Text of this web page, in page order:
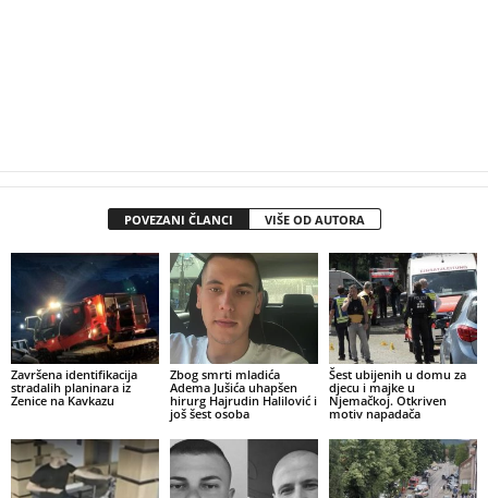
POVEZANI ČLANCI VIŠE OD AUTORA
Završena identifikacija
stradalih planinara iz
Zenice na Kavkazu
Zbog smrti mladića
Adema Jušića uhapšen
hirurg Hajrudin Halilović i
još šest osoba
Šest ubijenih u domu za
djecu i majke u
Njemačkoj. Otkriven
motiv napadača